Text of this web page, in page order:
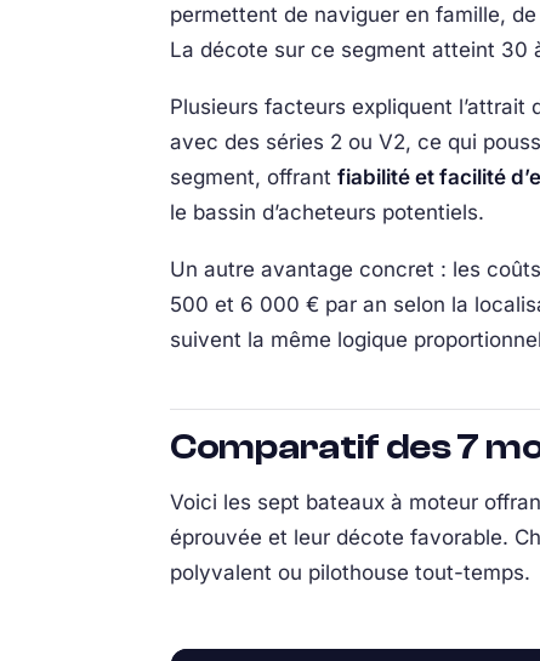
permettent de naviguer en famille,
La décote sur ce segment atteint 30
Plusieurs facteurs expliquent
avec des séries 2 ou V2, ce qui
segment, offrant fiabilité et facilité
le bassin d’acheteurs potentiels.
Un autre avantage concret : les
500 et 6 000 € par an selon la
suivent la même logique
Comparatif des 7
Voici les sept bateaux à moteur
éprouvée et leur décote favorable.
polyvalent ou pilothouse tout-temps.